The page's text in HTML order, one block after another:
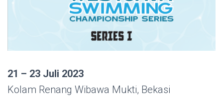
21 – 23 Juli 2023
Kolam Renang Wibawa Mukti, Bekasi